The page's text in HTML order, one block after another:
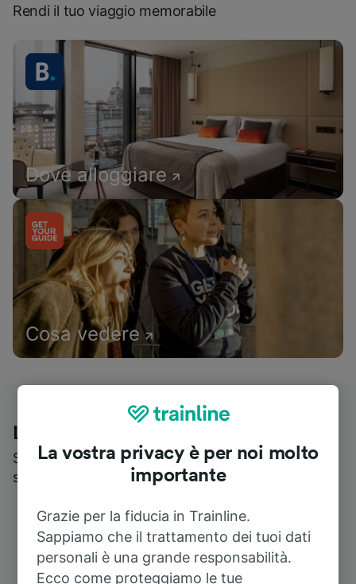
Rendi il tuo viaggio memorabile
Dove alloggiare
Cosa vedere
Le recensioni dei nostri viaggiatori
Scopri cosa pensa realmente chi utilizza i nostri
servizi
La vostra privacy è per noi molto
importante
Grazie per la fiducia in Trainline.
Sappiamo che il trattamento dei tuoi dati
personali è una grande responsabilità.
Ecco come proteggiamo le tue